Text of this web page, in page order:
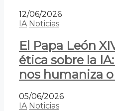
12/06/2026
IA Noticias
El Papa León
ética sobre la
nos humaniza
05/06/2026
IA Noticias